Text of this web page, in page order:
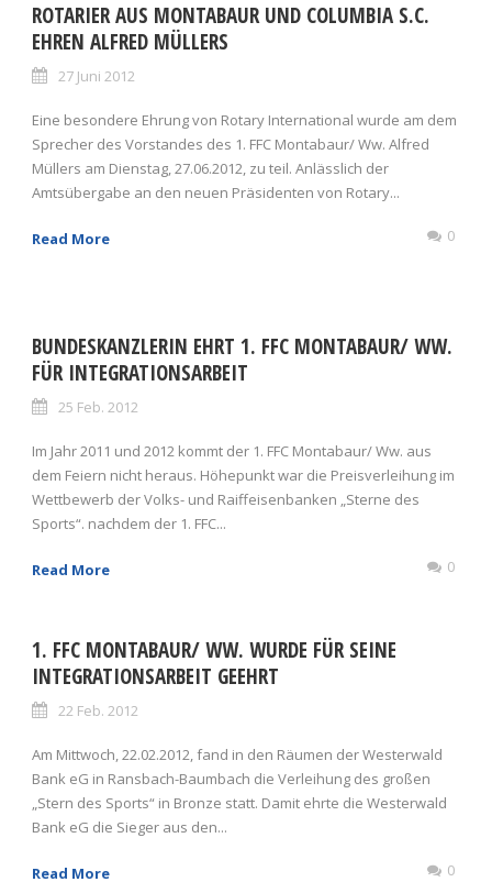
ROTARIER AUS MONTABAUR UND COLUMBIA S.C.
EHREN ALFRED MÜLLERS
27 Juni 2012
Eine besondere Ehrung von Rotary International wurde am dem
Sprecher des Vorstandes des 1. FFC Montabaur/ Ww. Alfred
Müllers am Dienstag, 27.06.2012, zu teil. Anlässlich der
Amtsübergabe an den neuen Präsidenten von Rotary...
Read More 0
BUNDESKANZLERIN EHRT 1. FFC MONTABAUR/ WW.
FÜR INTEGRATIONSARBEIT
25 Feb. 2012
Im Jahr 2011 und 2012 kommt der 1. FFC Montabaur/ Ww. aus
dem Feiern nicht heraus. Höhepunkt war die Preisverleihung im
Wettbewerb der Volks- und Raiffeisenbanken „Sterne des
Sports“. nachdem der 1. FFC...
Read More 0
1. FFC MONTABAUR/ WW. WURDE FÜR SEINE
INTEGRATIONSARBEIT GEEHRT
22 Feb. 2012
Am Mittwoch, 22.02.2012, fand in den Räumen der Westerwald
Bank eG in Ransbach-Baumbach die Verleihung des großen
„Stern des Sports“ in Bronze statt. Damit ehrte die Westerwald
Bank eG die Sieger aus den...
Read More 0